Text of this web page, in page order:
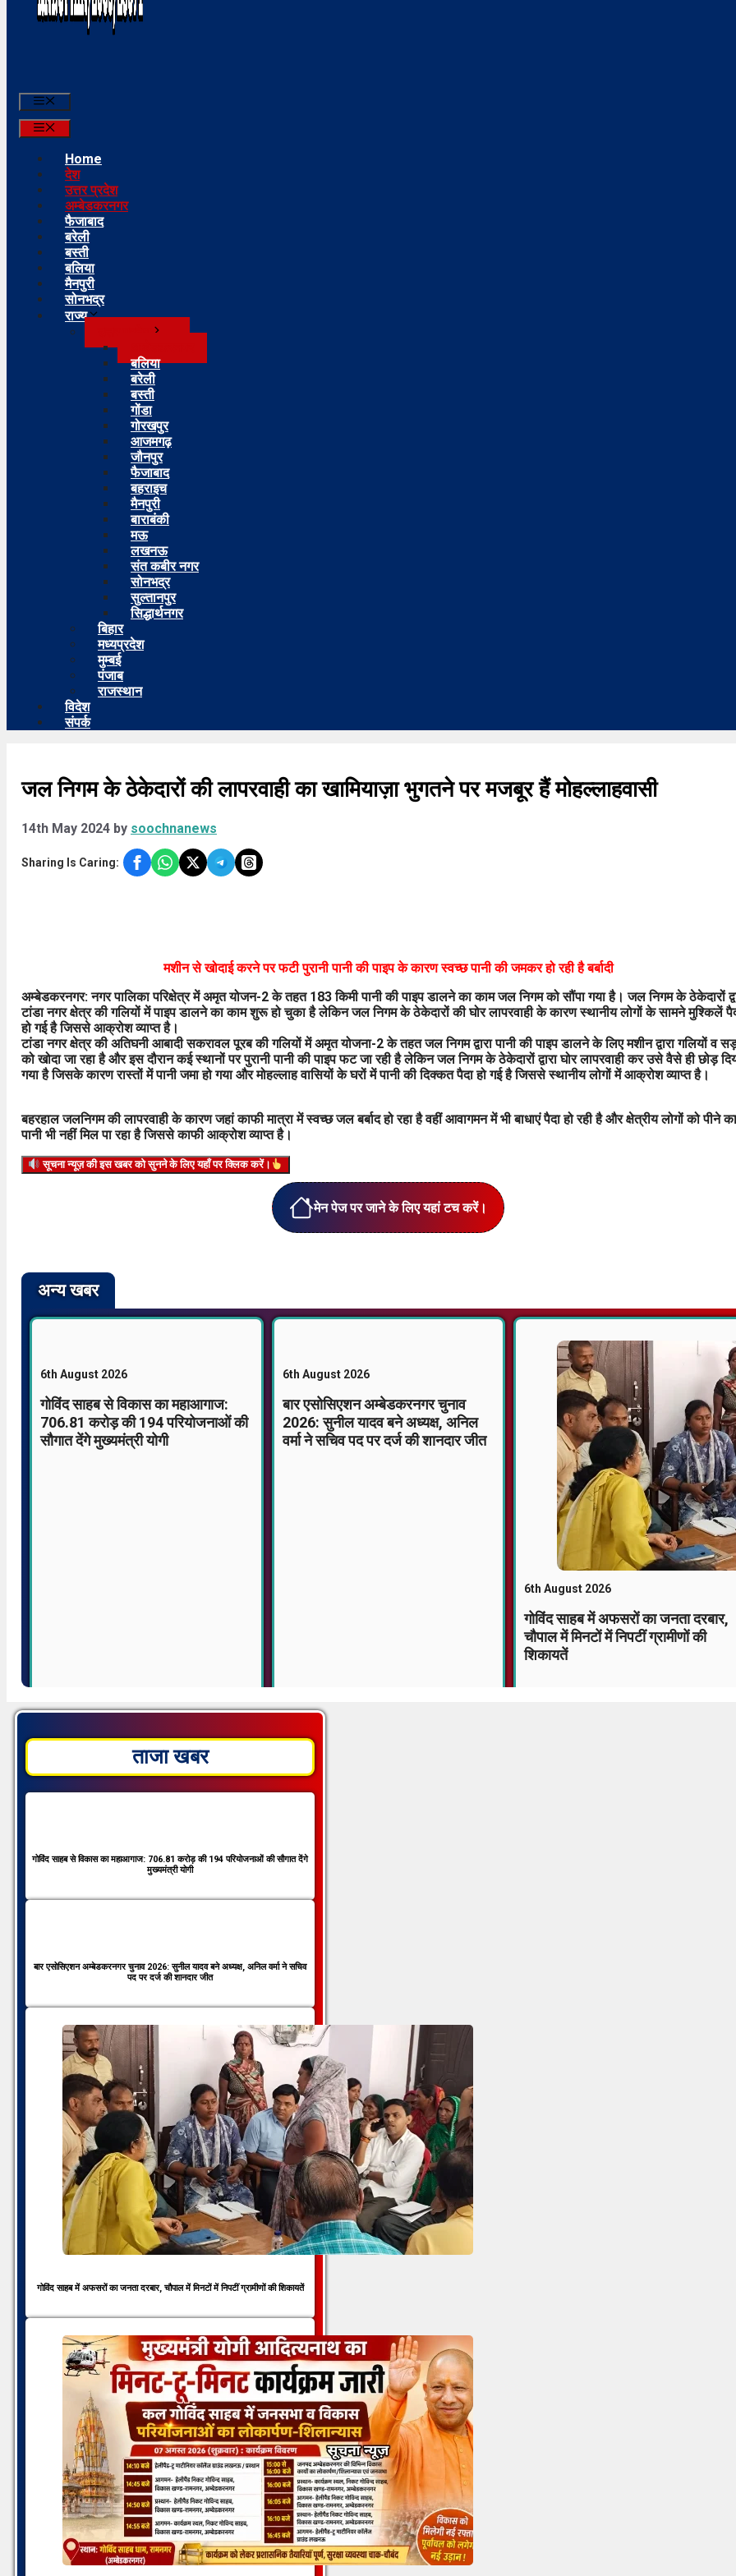
Menu
Home
देश
उत्तर प्रदेश
अम्बेडकरनगर
फैजाबाद
बरेली
बस्ती
बलिया
मैनपुरी
सोनभद्र
राज्य
बलिया
बरेली
बस्ती
गोंडा
गोरखपुर
आजमगढ़
जौनपुर
फैजाबाद
बहराइच
मैनपुरी
बाराबंकी
मऊ
लखनऊ
संत कबीर नगर
सोनभद्र
सुल्तानपुर
सिद्धार्थनगर
बिहार
मध्यप्रदेश
मुम्बई
पंजाब
राजस्थान
विदेश
संपर्क
जल निगम के ठेकेदारों की लापरवाही का खामियाज़ा भुगतने पर मजबूर हैं मोहल्लाहवासी
14th May 2024 by soochnanews
Sharing Is Caring:
मशीन से खोदाई करने पर फटी पुरानी पानी की पाइप के कारण स्वच्छ पानी की जमकर हो रही है बर्बादी
अम्बेडकरनगर: नगर पालिका परिक्षेत्र में अमृत योजन-2 के तहत 183 किमी पानी की पाइप डालने का काम जल निगम को सौंपा गया है। जल निगम के ठेकेदारों
टांडा नगर क्षेत्र की गलियों में पाइप डालने का काम शुरू हो चुका है लेकिन जल निगम के ठेकेदारों की घोर लापरवाही के कारण स्थानीय लोगों के सामने मुश्किलें
हो गई है जिससे आक्रोश व्याप्त है।
टांडा नगर क्षेत्र की अतिघनी आबादी सकरावल पूरब की गलियों में अमृत योजना-2 के तहत जल निगम द्वारा पानी की पाइप डालने के लिए मशीन द्वारा गलियों व
को खोदा जा रहा है और इस दौरान कई स्थानों पर पुरानी पानी की पाइप फट जा रही है लेकिन जल निगम के ठेकेदारों द्वारा घोर लापरवाही कर उसे वैसे ही छोड़
गया है जिसके कारण रास्तों में पानी जमा हो गया और मोहल्लाह वासियों के घरों में पानी की दिक्कत पैदा हो गई है जिससे स्थानीय लोगों में आक्रोश व्याप्त है।
बहरहाल जलनिगम की लापरवाही के कारण जहां काफी मात्रा में स्वच्छ जल बर्बाद हो रहा है वहीं आवागमन में भी बाधाएं पैदा हो रही है और क्षेत्रीय लोगों को पीने का
पानी भी नहीं मिल पा रहा है जिससे काफी आक्रोश व्याप्त है।
सूचना न्यूज़ की इस खबर को सुनने के लिए यहाँ पर क्लिक करें।
मेन पेज पर जाने के लिए यहां टच करें।
अन्य खबर
6th August 2026
गोविंद साहब से विकास का महाआगाज:
706.81 करोड़ की 194 परियोजनाओं की
सौगात देंगे मुख्यमंत्री योगी
6th August 2026
बार एसोसिएशन अम्बेडकरनगर चुनाव
2026: सुनील यादव बने अध्यक्ष, अनिल
वर्मा ने सचिव पद पर दर्ज की शानदार जीत
6th August 2026
गोविंद साहब में अफसरों का जनता दरबार,
चौपाल में मिनटों में निपटीं ग्रामीणों की
शिकायतें
ताजा खबर
गोविंद साहब से विकास का महाआगाज: 706.81 करोड़ की 194 परियोजनाओं की सौगात देंगे
मुख्यमंत्री योगी
बार एसोसिएशन अम्बेडकरनगर चुनाव 2026: सुनील यादव बने अध्यक्ष, अनिल वर्मा ने सचिव
पद पर दर्ज की शानदार जीत
गोविंद साहब में अफसरों का जनता दरबार, चौपाल में मिनटों में निपटीं ग्रामीणों की शिकायतें